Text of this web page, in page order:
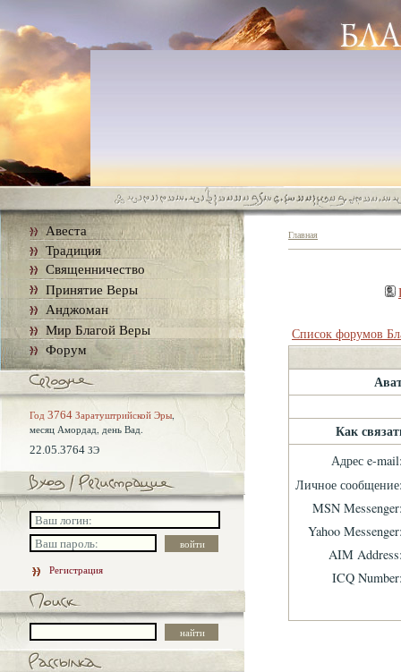
Авеста
Традиция
Священничество
Принятие Веры
Анджоман
Мир Благой Веры
Форум
Год 3764 Заратуштрийской Эры,
месяц Амордад, день Вад.
22.05.3764 ЗЭ
Регистрация
Главная
Список форумов
Как
Адрес e-
Личное
MSN
Yahoo
AIM
ICQ